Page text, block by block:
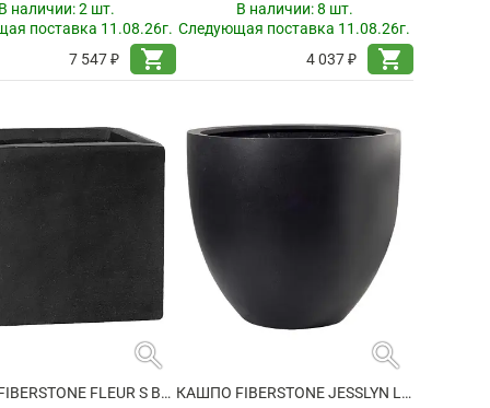
наличии:2 шт.
поставка 11.08.26г.
7 547 ₽
shopping_cart
В наличии:8 шт.
Следующая поставка 11.08.26г.
4 037 ₽
shopping_cart
search
КАШПО FIBERSTONE FLEUR S BLACK
search
КАШПО FIBERSTONE JESSLYN L BLACK